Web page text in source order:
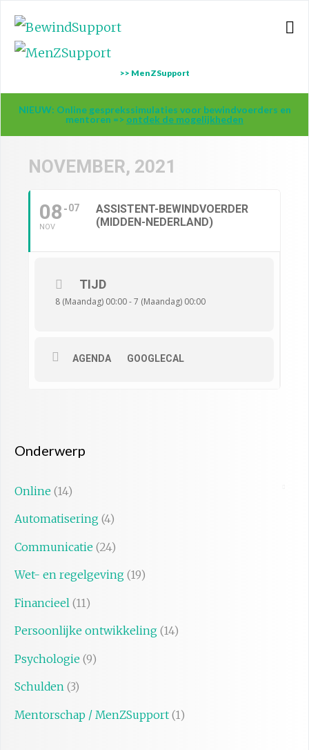
>> MenZSupport
NIEUW: Online gesprekssimulaties voor bewindvoerders en
mentoren => ontdek de mogelijkheden
NOVEMBER, 2021
08
NOV
07
ASSISTENT-BEWINDVOERDER
(MIDDEN-NEDERLAND)
TIJD
8 (Maandag) 00:00 - 7 (Maandag) 00:00
AGENDA GOOGLECAL
Onderwerp
Online (14)
Automatisering (4)
Communicatie (24)
Wet- en regelgeving (19)
Financieel (11)
Persoonlijke ontwikkeling (14)
Psychologie (9)
Schulden (3)
Mentorschap / MenZSupport (1)